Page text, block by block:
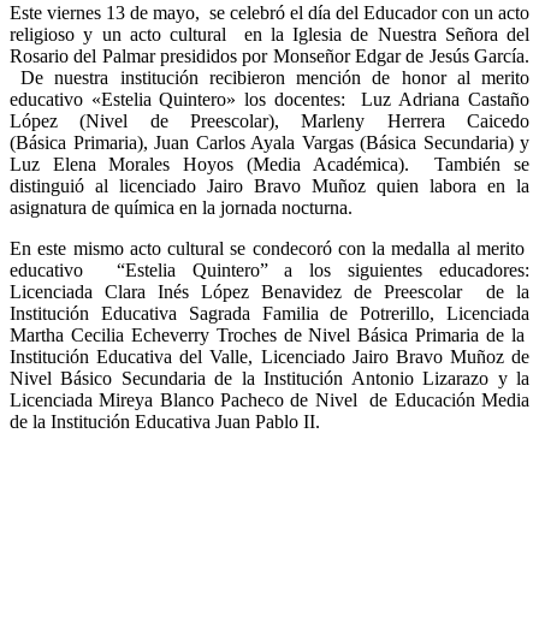
Este viernes 13 de mayo, se celebró el día del Educador con un acto
religioso y un acto cultural en la Iglesia de Nuestra Señora del
Rosario del Palmar presididos por Monseñor Edgar de Jesús García.
De nuestra institución recibieron mención de honor al merito
educativo «Estelia Quintero» los docentes: Luz Adriana Castaño
López (Nivel de Preescolar), Marleny Herrera Caicedo
(Básica Primaria), Juan Carlos Ayala Vargas (Básica Secundaria) y
Luz Elena Morales Hoyos (Media Académica). También se
distinguió al licenciado Jairo Bravo Muñoz quien labora en la
asignatura de química en la jornada nocturna.
En este mismo acto cultural se condecoró con la medalla al merito
educativo “Estelia Quintero” a los siguientes educadores:
Licenciada Clara Inés López Benavidez de Preescolar de la
Institución Educativa Sagrada Familia de Potrerillo, Licenciada
Martha Cecilia Echeverry Troches de Nivel Básica Primaria de la
Institución Educativa del Valle, Licenciado Jairo Bravo Muñoz de
Nivel Básico Secundaria de la Institución Antonio Lizarazo y la
Licenciada Mireya Blanco Pacheco de Nivel de Educación Media
de la Institución Educativa Juan Pablo II.